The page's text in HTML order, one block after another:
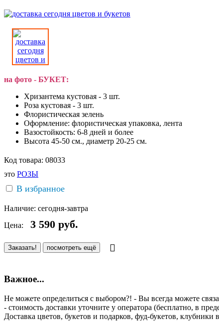
на фото - БУКЕТ:
Хризантема кустовая - 3 шт.
Роза кустовая - 3 шт.
Флористическая зелень
Оформление: флористическая упаковка, лента
Вазостойкость: 6-8 дней и более
Высота 45-50 см., диаметр 20-25 см.
Код товара: 08033
это РОЗЫ
В избранное
Наличие: сегодня-завтра
Цена:
3 590 руб.
Заказать! посмотреть ещё
Важное...
Не можете определиться с выбором?! - Вы всегда можете
- стоимость доставки уточните у оператора (бесплатно, в
Доставка цветов, букетов и подарков, фуд-букетов,